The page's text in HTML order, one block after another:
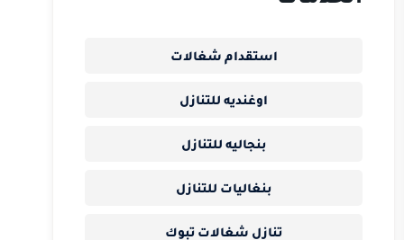
استقدام شغالات
اوغنديه للتنازل
بنجاليه للتنازل
بنغاليات للتنازل
تنازل شغالات تبوك